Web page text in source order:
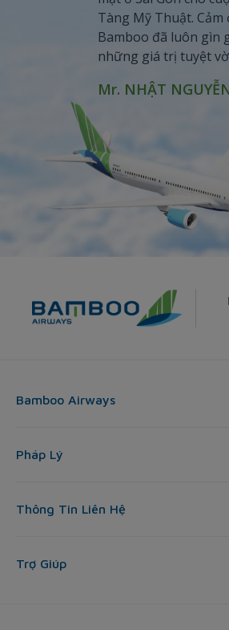
Tàng Mỹ Thuật. Cảm
Bamboo đã luôn gìn
những giá trị tuyệt
Mr. NHẬT
Bamboo Airways
Pháp Lý
Thông Tin Liên Hệ
Trợ Giúp